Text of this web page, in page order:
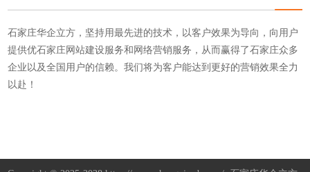
石家庄华企立方，坚持用最先进的技术，以客户效果为导向，向用户
提供优石家庄网站建设服务和网络营销服务，从而赢得了石家庄众多
企业以及全国用户的信赖。我们将为客户能达到更好的营销效果全力
以赴！